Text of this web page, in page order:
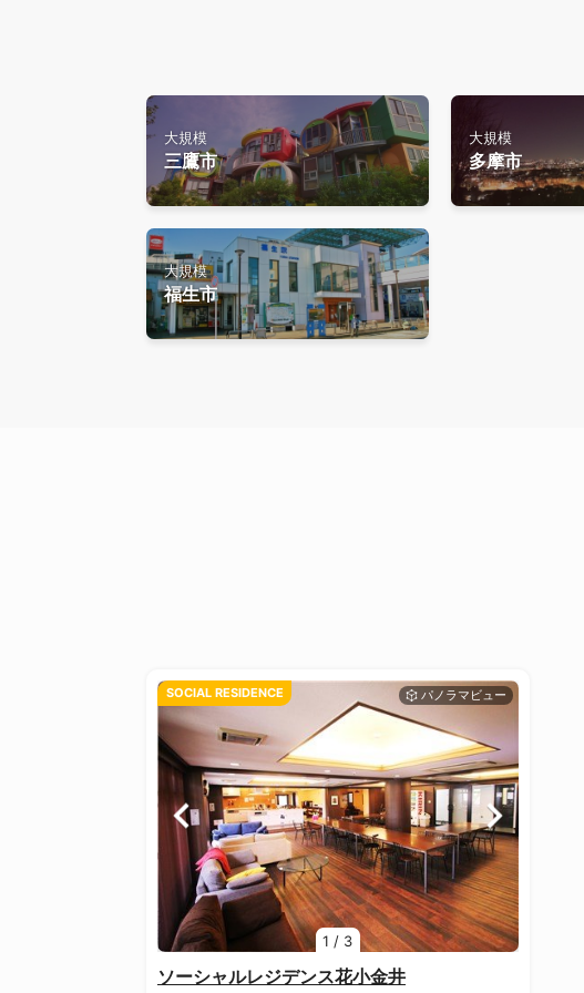
大規模
三鷹市
大規模
多摩市
大規模
福生市
1 / 3
SOCIAL RESIDENCE
ソーシャルレジデンス花小金井